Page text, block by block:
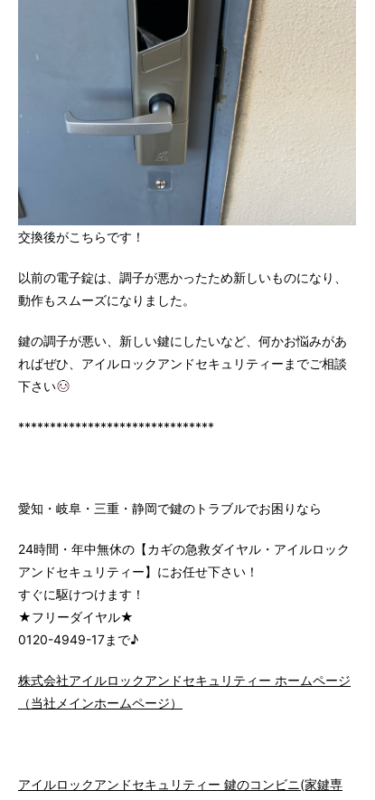
交換後がこちらです！
以前の電子錠は、調子が悪かったため新しいものになり、
動作もスムーズになりました。
鍵の調子が悪い、新しい鍵にしたいなど、何かお悩みがあ
ればぜひ、アイルロックアンドセキュリティーまでご相談
下さい
*******************************
愛知・岐阜・三重・静岡で鍵のトラブルでお困りなら
24時間・年中無休の【カギの急救ダイヤル・アイルロック
アンドセキュリティー】にお任せ下さい！
すぐに駆けつけます！
★フリーダイヤル★
0120-4949-17まで♪
株式会社アイルロックアンドセキュリティー ホームページ
（当社メインホームページ）
アイルロックアンドセキュリティー 鍵のコンビニ(家鍵専